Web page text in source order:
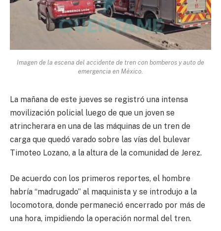
Imagen de la escena del accidente de tren con bomberos y auto de
emergencia en México.
La mañana de este jueves se registró una intensa
movilización policial luego de que un joven se
atrincherara en una de las máquinas de un tren de
carga que quedó varado sobre las vías del bulevar
Timoteo Lozano, a la altura de la comunidad de Jerez.
De acuerdo con los primeros reportes, el hombre
habría “madrugado” al maquinista y se introdujo a la
locomotora, donde permaneció encerrado por más de
una hora, impidiendo la operación normal del tren.